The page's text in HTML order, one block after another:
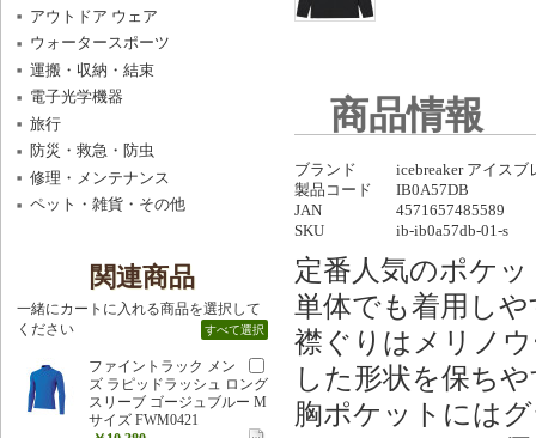
商品情報
ブランド
icebreaker アイスブ
製品コード
IB0A57DB
JAN
4571657485589
SKU
ib-ib0a57db-01-s
定番人気のポケ
単体でも着用し
襟ぐりはメリノ
した形状を保ち
胸ポケットには
アウトドア ウェア
ウォータースポーツ
運搬・収納・結束
電子光学機器
旅行
防災・救急・防虫
修理・メンテナンス
ペット・雑貨・その他
関連商品
一緒にカートに入れる商品を選択して
ください
すべて選択
ファイントラック メン
ズ ラピッドラッシュ ロング
スリーブ ゴージュブルー M
サイズ FWM0421